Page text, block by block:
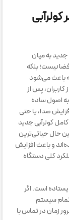
جدید به میان
نیست؛ بلکه
باعث می‌شود
کاربران، پس از
اصول ساده
صدا، یا حتی
کولرآبی جدید
در عین حال حیاتی‌ترین
و باعث افزایش
کلی دستگاه
است. اگر
سیستم
زمان در تماس با